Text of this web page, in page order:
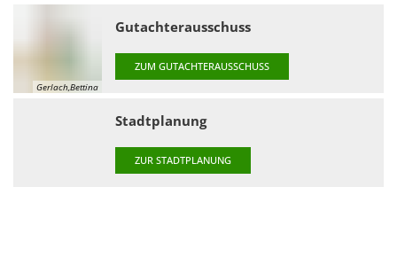
Gerlach,Bettina
Gutachterausschuss
ZUM GUTACHTERAUSSCHUSS
Stadtplanung
ZUR STADTPLANUNG